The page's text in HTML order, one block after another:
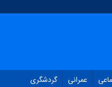
عمرانی گردشگری